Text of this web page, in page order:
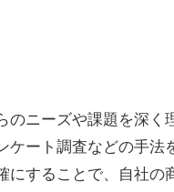
ニーズや課題を深く
ート調査などの手法
にすることで、自社